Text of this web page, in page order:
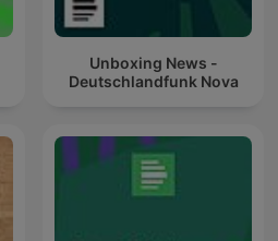
Unboxing News -
Deutschlandfunk Nova